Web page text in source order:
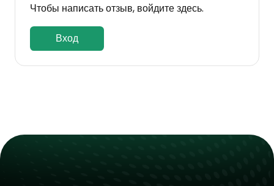
Чтобы написать отзыв, войдите здесь.
Вход